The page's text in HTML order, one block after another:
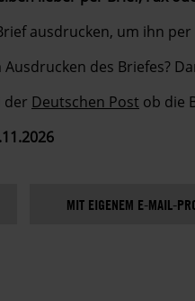
ausdrucken, um ihn
des Briefes?
der Deutschen Post ob die
MIT EIGENEM E-MAIL-